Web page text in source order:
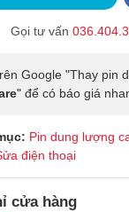
Gọi tư vấn
Google "Thay pin
" để có báo giá
Pin dung lượng
điện thoại
cửa hàng